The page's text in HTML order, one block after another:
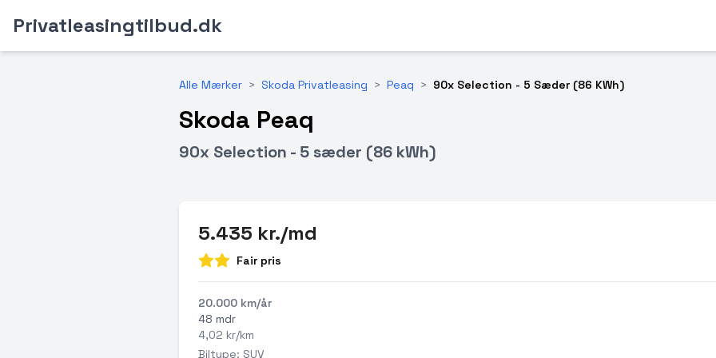
Privatleasingtilbud.dk
Alle Mærker > Skoda Privatleasing > Peaq > 90x Selection - 5 Sæder (86 KWh)
Skoda Peaq
90x Selection - 5 sæder (86 kWh)
5.435 kr./md
Fair pris
20.000 km/år
48 mdr
4,02 kr/km
Biltype: SUV